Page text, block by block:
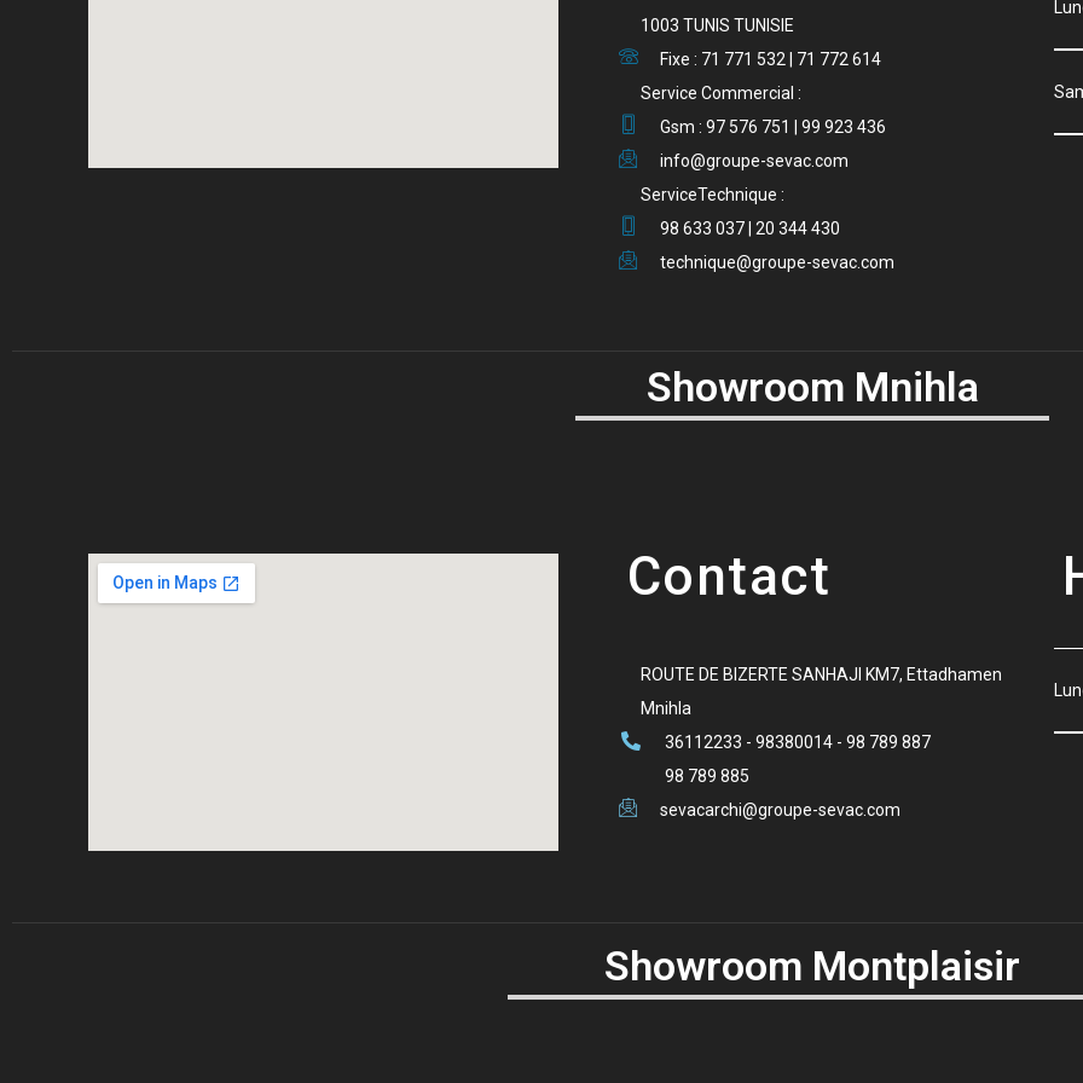
1003 TUNIS TUNISIE
Fixe : 71 771 532 | 71 772 614
Service Commercial :
Gsm : 97 576 751 | 99 923 436
info@groupe-sevac.com
ServiceTechnique :
98 633 037 | 20 344 430
technique@groupe-sevac.com
Showroom Mnihla
Contact
ROUTE DE BIZERTE SANHAJI KM7, Ettadhamen
Mnihla
36112233 - 98380014 - 98 789 887
98 789 885
sevacarchi@groupe-sevac.com
Showroom Montplaisir